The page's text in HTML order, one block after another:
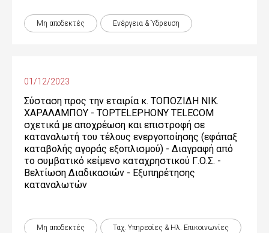
Μη αποδεκτές Ενέργεια & Ύδρευση
01/12/2023
Σύσταση προς την εταιρία κ. ΤΟΠΟΖΙΔΗ ΝΙΚ.
ΧΑΡΑΛΑΜΠΟΥ - TOPTELEPHONY TELECOM
σχετικά με αποχρέωση και επιστροφή σε
καταναλωτή του τέλους ενεργοποίησης (εφάπαξ
καταβολής αγοράς εξοπλισμού) - Διαγραφή από
το συμβατικό κείμενο καταχρηστικού Γ.Ο.Σ. -
Βελτίωση Διαδικασιών - Εξυπηρέτησης
καταναλωτών
Μη αποδεκτές Ταχ. Υπηρεσίες & Ηλ. Επικοινωνίες